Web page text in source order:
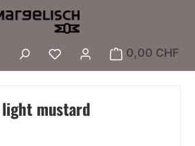
Du hast 0 Produkte
0,00 CHF
light mustard